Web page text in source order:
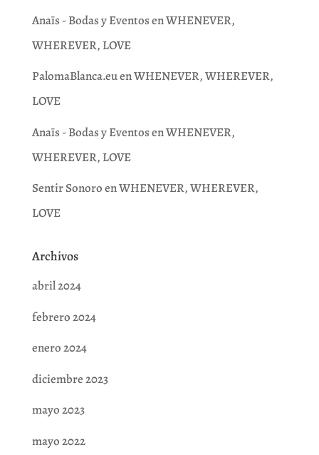
Anaïs - Bodas y EventosenWHENEVER,
WHEREVER, LOVE
PalomaBlanca.euenWHENEVER, WHEREVER,
LOVE
Anaïs - Bodas y EventosenWHENEVER,
WHEREVER, LOVE
Sentir SonoroenWHENEVER, WHEREVER,
LOVE
Archivos
abril 2024
febrero 2024
enero 2024
diciembre 2023
mayo 2023
mayo 2022